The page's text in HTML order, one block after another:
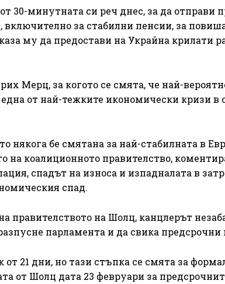
30-минутната си реч днес, за да отправи
за стабилни пенсии, за
му да предостави на Украйна крилати
Мерц, за когото се смята, че най-
от най-тежките икономически кризи в
някога бе смятана за най-стабилната в
на коалиционното правителство,
спадът на износа и изпадналата в
спад.
правителството на Шолц, канцлерът
парламента и да свика предсрочни
21 дни, но тази стъпка се смята за
от Шолц дата 23 февруари за